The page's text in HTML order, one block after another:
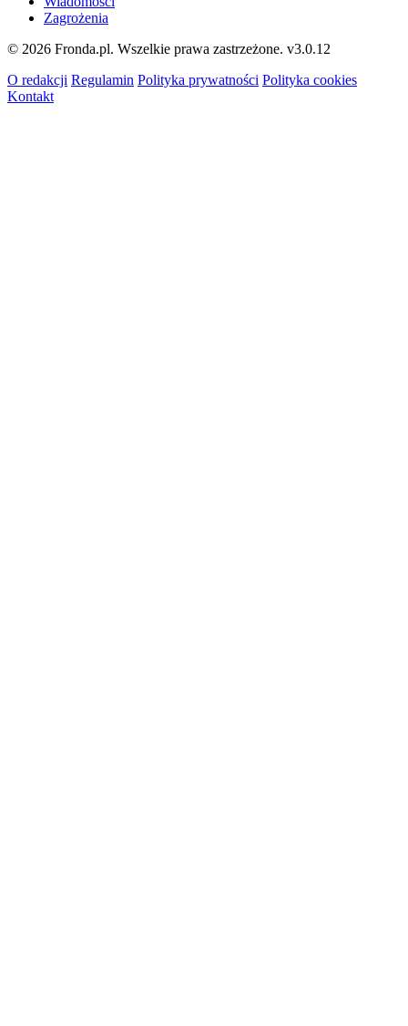
Zagrożenia
© 2026 Fronda.pl. Wszelkie prawa zastrzeżone. v3.0.12
O redakcji Regulamin Polityka prywatności Polityka cookies
Kontakt